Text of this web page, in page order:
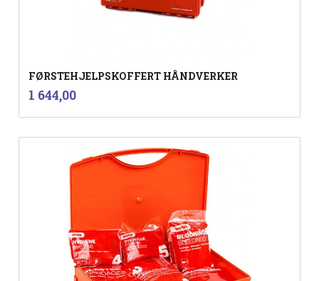
FØRSTEHJELPSKOFFERT HÅNDVERKER
Pris
1 644,00